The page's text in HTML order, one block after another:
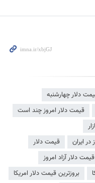
دلار چهارشنبه
قیمت دلار امروز چند است
ایران
قیمت دلار
قیمت دلار آزاد امروز
بروزترین قیمت دلار امریکا